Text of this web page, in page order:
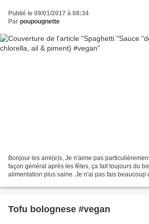
Publié le 09/01/2017 à 08:34
Par poupougnette
Bonjour les ami(e)s, Je n'aime pas
façon général après les fêtes, ça fait toujours du
alimentation plus saine. Je n'ai pas fais beaucoup
Tofu bolognese #vegan